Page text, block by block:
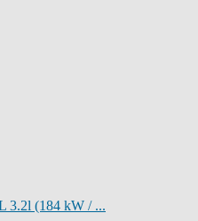
3.2l (184 kW / ...